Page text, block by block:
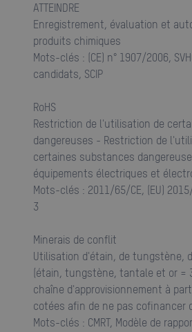
ATTEINDRE
Enregistrement, évaluation et
produits chimiques
Mots-clés : (CE) n° 1907/2006,
candidats, SCIP
RoHS
Restriction de l'utilisation de
dangereuses - Restriction de
certaines substances
équipements électriques et
Mots-clés : 2011/65/CE, (EU)
3
Minerais de conflit
Utilisation d'étain, de tungstène,
(étain, tungstène, tantale et or =
chaîne d'approvisionnement à
cotées afin de ne pas cofinancer
Mots-clés : CMRT, Modèle de